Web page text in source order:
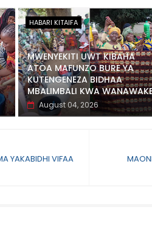
HABARI KITAIFA
MWENYEKITI UWT KIBAHA
ATOA MAFUNZO BURE YA
KUTENGENEZA BIDHAA
MBALIMBALI KWA
August 04, 2026
YAKABIDHI VIFAA